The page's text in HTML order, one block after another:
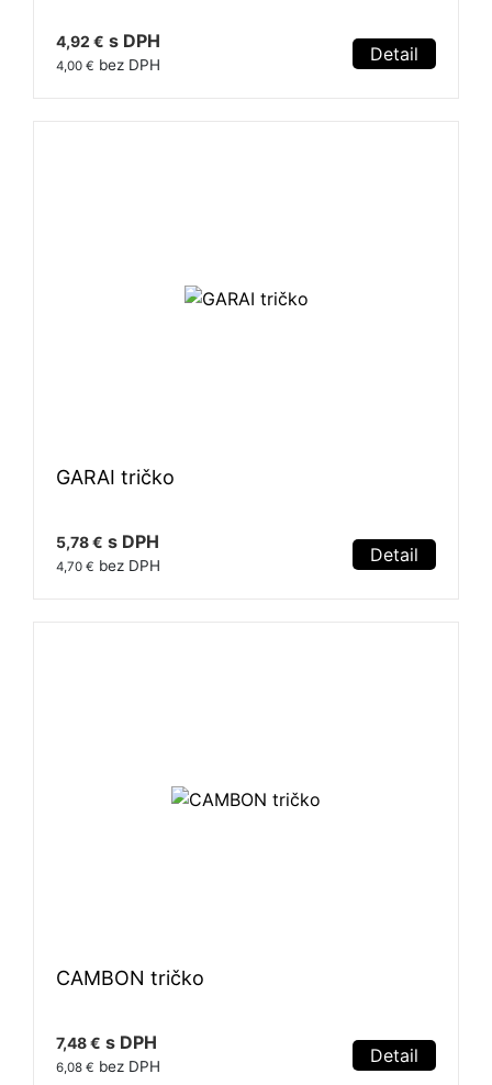
4,92 € s DPH
4,00 € bez DPH Detail
GARAI tričko
5,78 € s DPH
4,70 € bez DPH Detail
CAMBON tričko
7,48 € s DPH
6,08 € bez DPH Detail